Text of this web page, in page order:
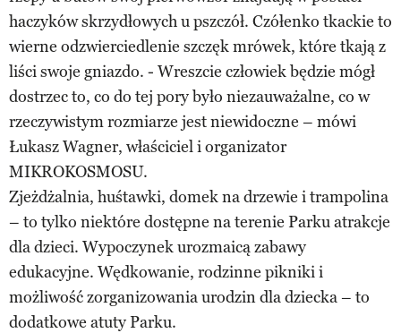
haczyków skrzydłowych u pszczół. Czółenko tkackie to
wierne odzwierciedlenie szczęk mrówek, które tkają z
liści swoje gniazdo. - Wreszcie człowiek będzie mógł
dostrzec to, co do tej pory było niezauważalne, co w
rzeczywistym rozmiarze jest niewidoczne – mówi
Łukasz Wagner, właściciel i organizator
MIKROKOSMOSU.
Zjeżdżalnia, huśtawki, domek na drzewie i trampolina
– to tylko niektóre dostępne na terenie Parku atrakcje
dla dzieci. Wypoczynek urozmaicą zabawy
edukacyjne. Wędkowanie, rodzinne pikniki i
możliwość zorganizowania urodzin dla dziecka – to
dodatkowe atuty Parku.